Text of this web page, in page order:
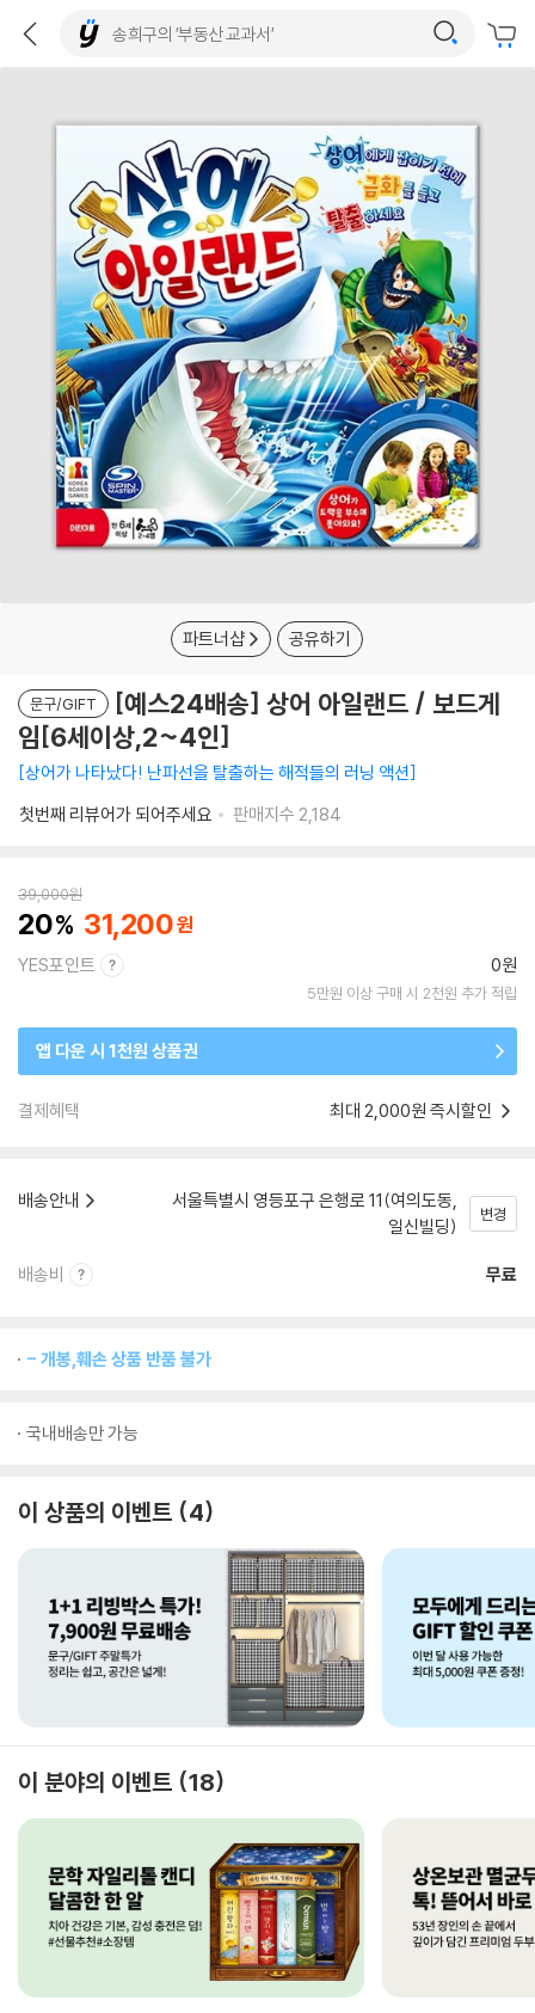
파트너샵 공유하기
문구/GIFT
[예스24배송] 상어 아일랜드 / 보드게
임[6세이상,2~4인]
상어가 나타났다! 난파선을 탈출하는 해적들의 러닝 액션
첫번째 리뷰어가 되어주세요
판매지수 2,184
39,000원
20 31,200
YES포인트 0원
5만원 이상 구매 시 2천원 추가 적립
앱 다운 시 1천원 상품권
결제혜택 최대 2,000원 즉시할인
배송안내
서울특별시 영등포구 은행로 11(여의도동,
일신빌딩)
변경
배송비 무료
- 개봉,훼손 상품 반품 불가
국내배송만 가능
이 상품의 이벤트 4
이 분야의 이벤트 18